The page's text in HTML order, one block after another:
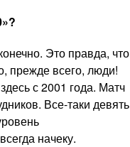
Это правда, что
прежде всего, люди!
с 2001 года. Матч
Все-таки девять
начеку.